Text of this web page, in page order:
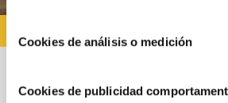
Cookies de análisis o medición
Cookies de publicidad
Blinis con Salsa de Yogur